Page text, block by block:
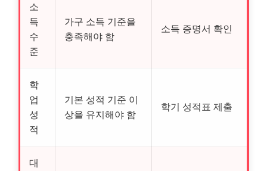
소
득
수
준
가구 소득 기준을
충족해야 함
소득 증명서 확인
학
업
성
적
기본 성적 기준 이
상을 유지해야 함
학기 성적표 제출
대